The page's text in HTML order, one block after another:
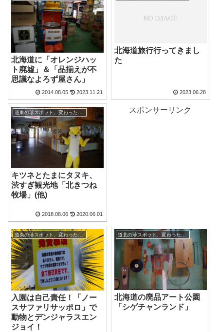
北海道に「オレンジハッ
ト廃墟」＆「品揃えが不
思議なよろず屋さん」
2014.08.05 2023.11.21
北海道旅行行ってきまし
た
2023.06.28
道東の珍スポット、変わった観光地
キツネとたまにタヌキ、
渋すぎ観光地「北きつね
牧場」(他)
2018.08.06 2020.06.01
スポンサーリンク
道央の珍スポット、変わった観光地
入園は自己責任！「ノー
スサファリサッポロ」で
動物とデンジャラスエン
ジョイ！
北海道の廃品アート公園
「シゲチャンランド」